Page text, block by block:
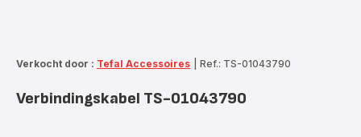
Verkocht door : Tefal Accessoires Ref.: TS-01043790
Verbindingskabel TS-01043790